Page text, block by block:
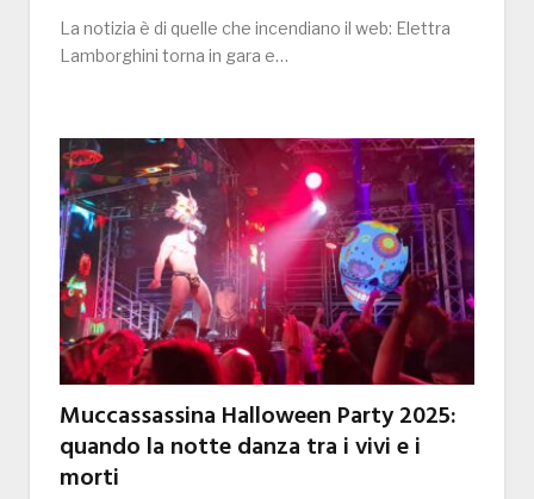
La notizia è di quelle che incendiano il web: Elettra
Lamborghini torna in gara e…
Muccassassina Halloween Party 2025:
quando la notte danza tra i vivi e i
morti